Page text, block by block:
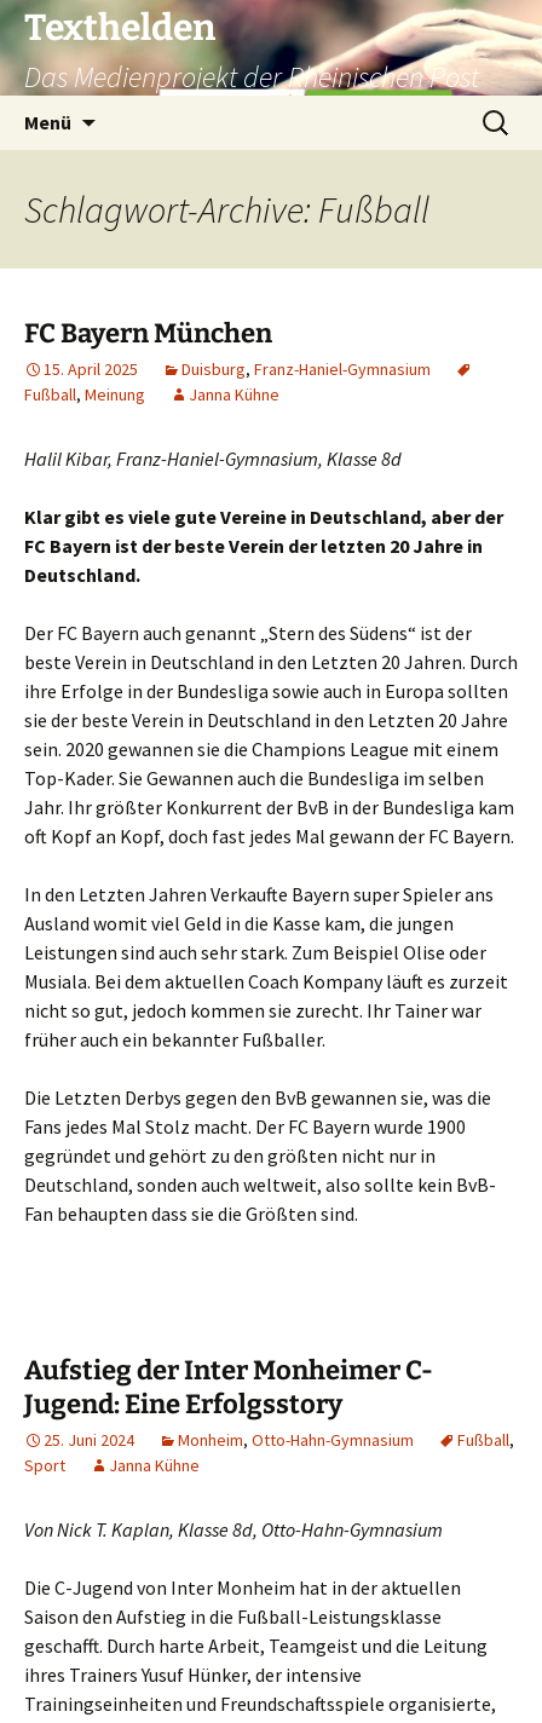
Texthelden
Das Medienprojekt der Rheinischen Post
Menü
Suchen
nach:
Schlagwort-Archive: Fußball
FC Bayern München
15. April 2025 Duisburg, Franz-Haniel-Gymnasium
Fußball, Meinung Janna Kühne
Halil Kibar, Franz-Haniel-Gymnasium, Klasse 8d
Klar gibt es viele gute Vereine in Deutschland, aber der
FC Bayern ist der beste Verein der letzten 20 Jahre in
Deutschland.
Der FC Bayern auch genannt „Stern des Südens“ ist der
beste Verein in Deutschland in den Letzten 20 Jahren. Durch
ihre Erfolge in der Bundesliga sowie auch in Europa sollten
sie der beste Verein in Deutschland in den Letzten 20 Jahre
sein. 2020 gewannen sie die Champions League mit einem
Top-Kader. Sie Gewannen auch die Bundesliga im selben
Jahr. Ihr größter Konkurrent der BvB in der Bundesliga kam
oft Kopf an Kopf, doch fast jedes Mal gewann der FC Bayern.
In den Letzten Jahren Verkaufte Bayern super Spieler ans
Ausland womit viel Geld in die Kasse kam, die jungen
Leistungen sind auch sehr stark. Zum Beispiel Olise oder
Musiala. Bei dem aktuellen Coach Kompany läuft es zurzeit
nicht so gut, jedoch kommen sie zurecht. Ihr Tainer war
früher auch ein bekannter Fußballer.
Die Letzten Derbys gegen den BvB gewannen sie, was die
Fans jedes Mal Stolz macht. Der FC Bayern wurde 1900
gegründet und gehört zu den größten nicht nur in
Deutschland, sonden auch weltweit, also sollte kein BvB-
Fan behaupten dass sie die Größten sind.
Aufstieg der Inter Monheimer C-
Jugend: Eine Erfolgsstory
25. Juni 2024 Monheim, Otto-Hahn-Gymnasium Fußball,
Sport
Janna Kühne
Von Nick T. Kaplan, Klasse 8d, Otto-Hahn-Gymnasium
Die C-Jugend von Inter Monheim hat in der aktuellen
Saison den Aufstieg in die Fußball-Leistungsklasse
geschafft. Durch harte Arbeit, Teamgeist und die Leitung
ihres Trainers Yusuf Hünker, der intensive
Trainingseinheiten und Freundschaftsspiele organisierte,